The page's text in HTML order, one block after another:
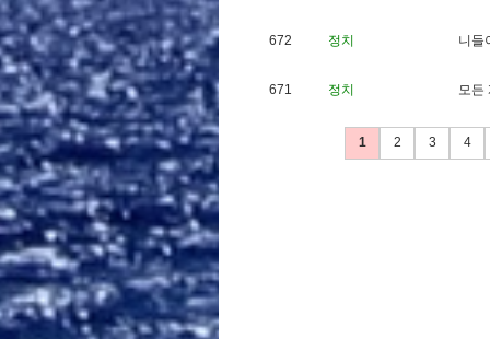
672 정치 니 들
671 정치 모든
1 2 3 4